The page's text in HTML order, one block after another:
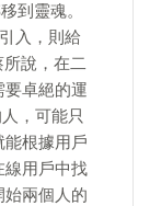
到靈魂。
入，則給
說，在二
卓絕的運
，可能只
根據用戶
線用戶中找
兩個人的